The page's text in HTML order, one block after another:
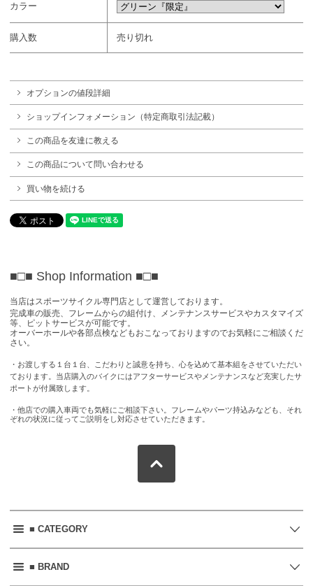
カラー
購入数 売り切れ
オプションの値段詳細
ショップインフォメーション（特定商取引法記載）
この商品を友達に教える
この商品について問い合わせる
買い物を続ける
■□■ Shop Information ■□■
当店はスポーツサイクル専門店として運営しております。
完成車の販売、フレームからの組付け、メンテナンスサービスやカスタマイズ
等、ピットサービスが可能です。
オーバーホールや各部点検などもおこなっておりますのでお気軽にご相談くだ
さい。
・お渡しする１台１台、こだわりと誠意を持ち、心を込めて基本組をさせていただい
ております。当店購入のバイクにはアフターサービスやメンテナンスなど充実したサ
ポートが付属致します。
・他店での購入車両でも気軽にご相談下さい。フレームやパーツ持込みなども、それ
ぞれの状況に従ってご説明をし対応させていただきます。
■ CATEGORY
■ BRAND